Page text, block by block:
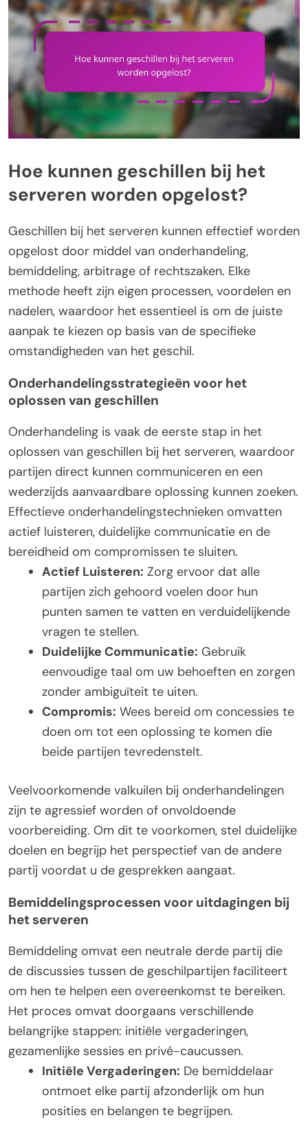
Hoe kunnen geschillen bij het
serveren worden opgelost?
Geschillen bij het serveren kunnen effectief worden
opgelost door middel van onderhandeling,
bemiddeling, arbitrage of rechtszaken. Elke
methode heeft zijn eigen processen, voordelen en
nadelen, waardoor het essentieel is om de juiste
aanpak te kiezen op basis van de specifieke
omstandigheden van het geschil.
Onderhandelingsstrategieën voor het
oplossen van geschillen
Onderhandeling is vaak de eerste stap in het
oplossen van geschillen bij het serveren, waardoor
partijen direct kunnen communiceren en een
wederzijds aanvaardbare oplossing kunnen zoeken.
Effectieve onderhandelingstechnieken omvatten
actief luisteren, duidelijke communicatie en de
bereidheid om compromissen te sluiten.
Actief Luisteren: Zorg ervoor dat alle
partijen zich gehoord voelen door hun
punten samen te vatten en verduidelijkende
vragen te stellen.
Duidelijke Communicatie: Gebruik
eenvoudige taal om uw behoeften en zorgen
zonder ambiguïteit te uiten.
Compromis: Wees bereid om concessies te
doen om tot een oplossing te komen die
beide partijen tevredenstelt.
Veelvoorkomende valkuilen bij onderhandelingen
zijn te agressief worden of onvoldoende
voorbereiding. Om dit te voorkomen, stel duidelijke
doelen en begrijp het perspectief van de andere
partij voordat u de gesprekken aangaat.
Bemiddelingsprocessen voor uitdagingen bij
het serveren
Bemiddeling omvat een neutrale derde partij die
de discussies tussen de geschilpartijen faciliteert
om hen te helpen een overeenkomst te bereiken.
Het proces omvat doorgaans verschillende
belangrijke stappen: initiële vergaderingen,
gezamenlijke sessies en privé-caucussen.
Initiële Vergaderingen: De bemiddelaar
ontmoet elke partij afzonderlijk om hun
posities en belangen te begrijpen.